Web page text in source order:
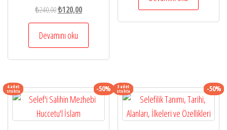
₺240,00Orijinal
fiyat:
₺240,00.
₺120,00Şu
andaki
₺120,00.
Devamını oku
₺425,00.
4 adet
stokta -50% 3 adet
stokta -50%